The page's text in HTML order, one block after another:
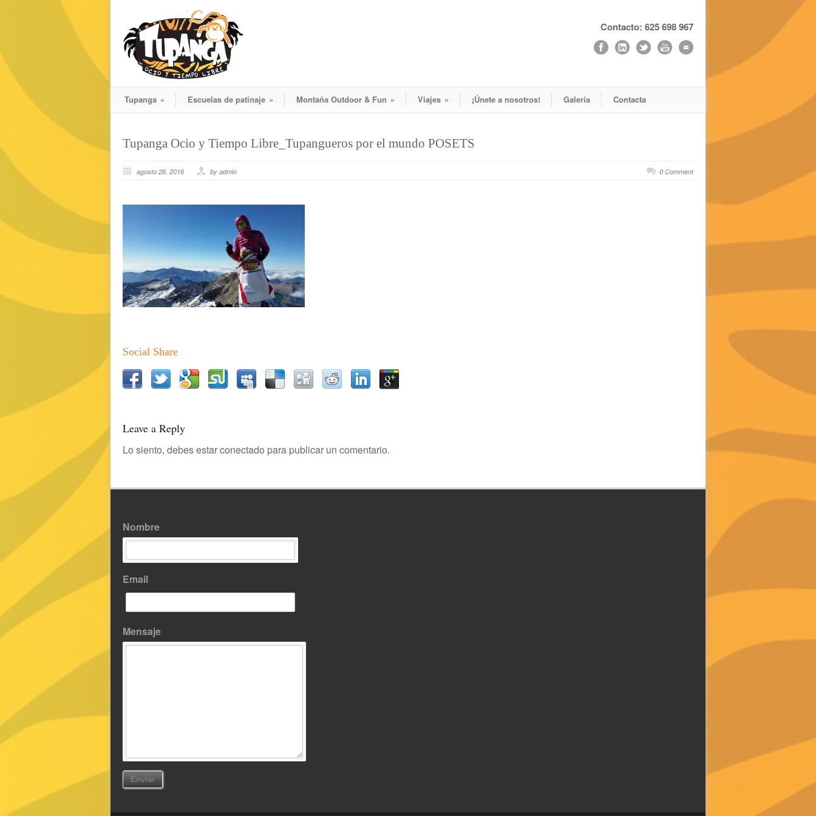
Contacto: 625 698 967
Tupanga » Escuelas de patinaje » Montaña Outdoor & Fun » Viajes » ¡Únete a nosotros! Galería Contacta
Tupanga Ocio y Tiempo Libre_Tupangueros por el mundo POSETS
agosto 26, 2016 by admin 0 Comment
Social Share
Leave a Reply
Lo siento, debes estarconectado para publicar un comentario.
Nombre
Email
Mensaje